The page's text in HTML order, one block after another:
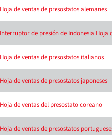
Hoja de ventas de presostatos alemanes
Interruptor de presión de Indonesia Hoja
Hoja de ventas de presostatos italianos
Hoja de ventas de presostatos japoneses
Hoja de ventas del presostato coreano
Hoja de ventas de presostatos